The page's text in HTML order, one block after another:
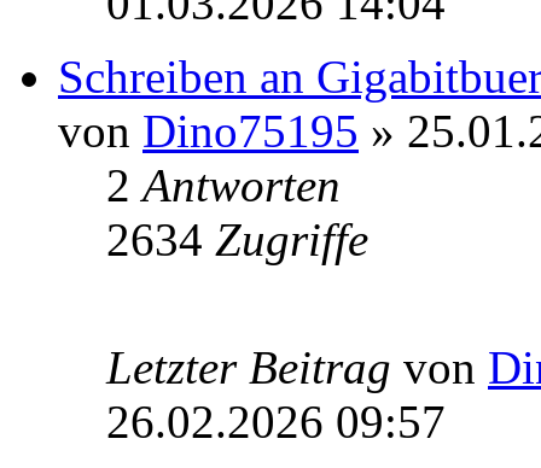
Schreiben an
von Dino75195 »
2Antworten
2634 Zugriffe
Letzter Beitrag von
26.02.2026 09:57